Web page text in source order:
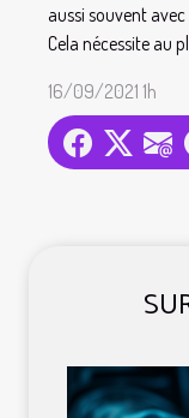
aussi souvent
Cela nécessite au
16/09/2021 1h